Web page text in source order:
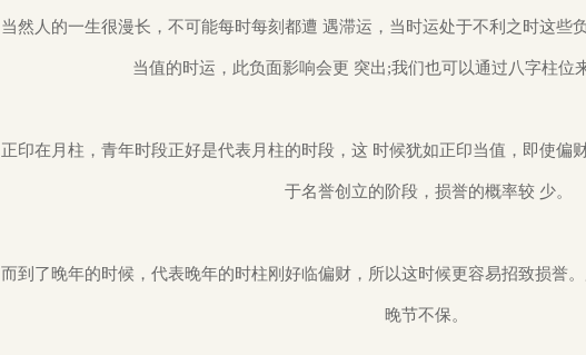
当然人的一生很漫长，不可能每时每刻都遭 遇滞运，当时运处于不利之时这些
当值的时运，此负面影响会更 突出;我们也可以通过八字柱位
正印在月柱，青年时段正好是代表月柱的时段，这 时候犹如正印当值，即使偏
于名誉创立的阶段，损誉的概率较 少。
而到了晚年的时候，代表晚年的时柱刚好临偏财，所以这时候更容易招致损誉
晚节不保。